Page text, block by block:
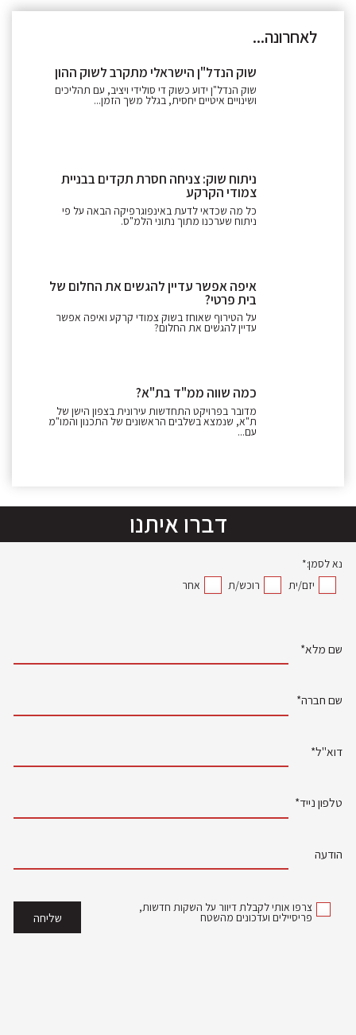
לאחרונה...
שוק הנדל"ן הישראלי מתקרב לשוק ההון
שוק הנדל"ן ידוע כשוק די סולידי ויציב, עם תהליכים
ושינויים איטיים יחסית, בגלל משך הזמן...
ניתוח שוק: צניחה חסרת תקדים בבניית
צמודי הקרקע
כל מה שכדאי לדעת באינפוגרפיקה הבאה על פי
ניתוח שערכנו מתוך נתוני הלמ"ס.
איפה אפשר עדיין להגשים את החלום של
בית פרטי?
על הטירוף שאוחז בשוק צמודי קרקע ואיפה אפשר
עדיין להגשים את החלום?
כמה שווה ממ"ד בת"א?
מדובר בפרויקט התחדשות עירונית בצפון הישן של
ת"א, שנמצא בשלבים הראשונים של התכנון והמו"מ
עם...
דברו איתנו
נא לסמן:*
יזם/ית
רוכש/ת אחר
שם מלא*
שם חברה*
דוא"ל*
טלפון נייד*
הודעה
צרפו אותי לקבלת דיוור על השקות חדשות,
פריסיילים ועדכונים מהשטח